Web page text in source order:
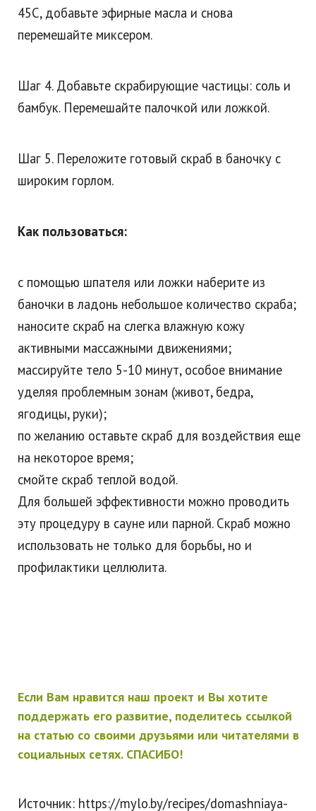
45С, добавьте эфирные масла и снова
перемешайте миксером.
Шаг 4. Добавьте скрабирующие частицы: соль и
бамбук. Перемешайте палочкой или ложкой.
Шаг 5. Переложите готовый скраб в баночку с
широким горлом.
Как пользоваться:
с помощью шпателя или ложки наберите из
баночки в ладонь небольшое количество скраба;
наносите скраб на слегка влажную кожу
активными массажными движениями;
массируйте тело 5-10 минут, особое внимание
уделяя проблемным зонам (живот, бедра,
ягодицы, руки);
по желанию оставьте скраб для воздействия еще
на некоторое время;
смойте скраб теплой водой.
Для большей эффективности можно проводить
эту процедуру в сауне или парной. Скраб можно
использовать не только для борьбы, но и
профилактики целлюлита.
Если Вам нравится наш проект и Вы хотите
поддержать его развитие, поделитесь ссылкой
на статью со своими друзьями или читателями в
социальных сетях. СПАСИБО!
Источник: https://mylo.by/recipes/domashniaya-